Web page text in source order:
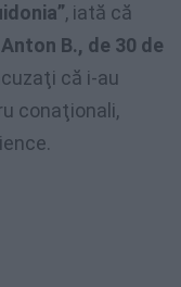
, iată că
B., de 30 de
că i-au
conaţionali,